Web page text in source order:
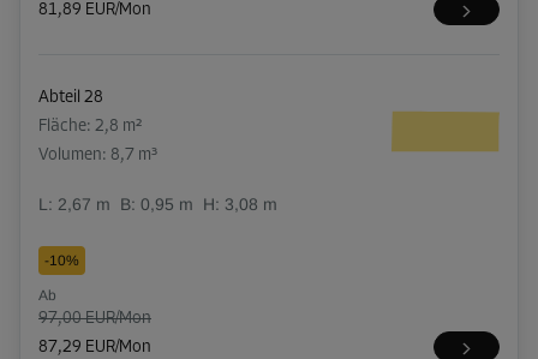
81,89 EUR/Mon
Abteil 28
Fläche: 2,8 m²
Volumen: 8,7 m³
L: 2,67 m B: 0,95 m H: 3,08 m
-10%
Ab
97,00 EUR/Mon
87,29 EUR/Mon